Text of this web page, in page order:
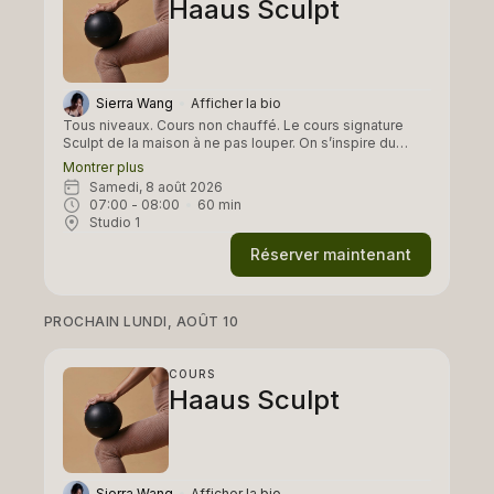
Haaus Sculpt
Sierra Wang
Afficher la bio
Tous niveaux. Cours non chauffé. Le cours signature
Sculpt de la maison à ne pas louper. On s’inspire du
pilates, de méthodes de renforcement musculaire, et on
travaille principalement la sangle abdominale et les
fessiers. Le reste du corps n’est bien évidemment pas
laisser de côté. Un cours full body workout !
Montrer plus
samedi, 8 août 2026
07:00 - 08:00 60 min
Studio 1
Réserver maintenant
PROCHAIN LUNDI, AOÛT 10
COURS
Haaus Sculpt